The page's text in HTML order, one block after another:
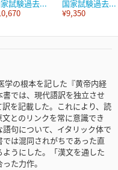
試験過去...
国家試験過去...
¥9,350
学の根本を記した『黄帝内経
では、現代語訳を独立させ
を記載した。これにより、読
とのリンクを常に意識でき
句について、イタリック体で
は混同されがちであった直
うにした。「漢文を通した
た力作。